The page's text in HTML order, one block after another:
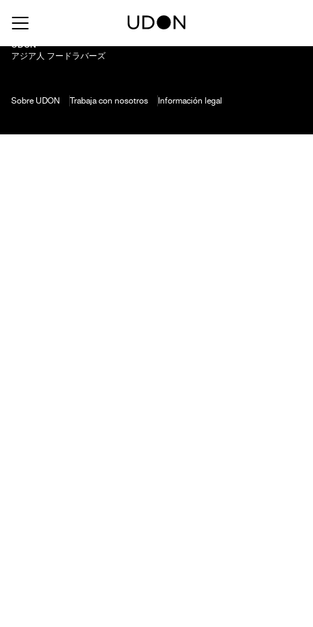
UDON
アジア人 フードラバーズ
Sobre UDON Trabaja con nosotros Información legal